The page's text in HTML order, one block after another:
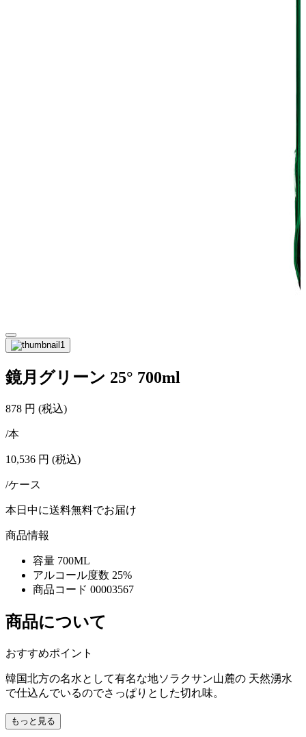
鏡月グリーン 25° 700ml
878 円 (税込)
/本
10,536 円 (税込)
/ケース
本日中に送料無料でお届け
商品情報
容量 700ML
アルコール度数 25%
商品コード 00003567
商品について
おすすめポイント
韓国北方の名水として有名な地ソラクサン山麓の 天然湧水
で仕込んでいるのでさっぱりとした切れ味。
もっと見る